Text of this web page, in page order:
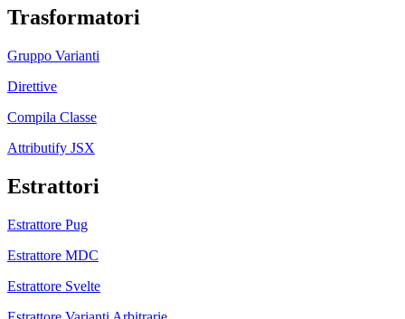
Trasformatori
Gruppo Varianti
Direttive
Compila Classe
Attributify JSX
Estrattori
Estrattore Pug
Estrattore MDC
Estrattore Svelte